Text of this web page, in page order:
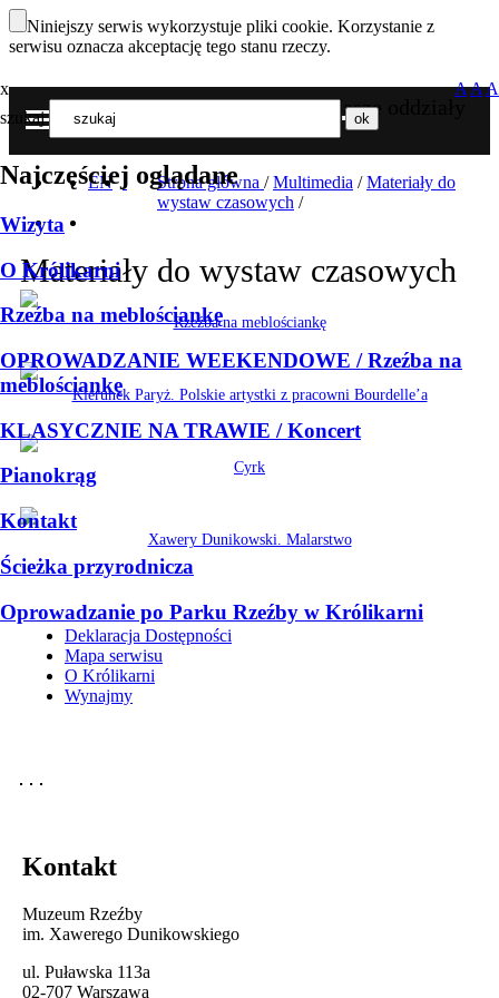
Niniejszy serwis wykorzystuje pliki cookie. Korzystanie z
serwisu oznacza akceptację tego stanu rzeczy.
Nasze oddziały
MENU
x
szukaj
Najczęściej oglądane
Wizyta
O Królikarni
Rzeźba na meblościankę
OPROWADZANIE WEEKENDOWE / Rzeźba na
meblościankę
KLASYCZNIE NA TRAWIE / Koncert
Pianokrąg
Kontakt
Ścieżka przyrodnicza
Oprowadzanie po Parku Rzeźby w Królikarni
AAA
EN Strona główna / Multimedia /Materiały do
wystaw czasowych /
Materiały do wystaw czasowych
Rzeźba na meblościankę
Kierunek Paryż. Polskie artystki z pracowni Bourdelle’a
Cyrk
Xawery Dunikowski. Malarstwo
Deklaracja Dostępności
Mapa serwisu
O Królikarni
Wynajmy
Kontakt
Muzeum Rzeźby
im. Xawerego Dunikowskiego
ul. Puławska 113a
02-707 Warszawa